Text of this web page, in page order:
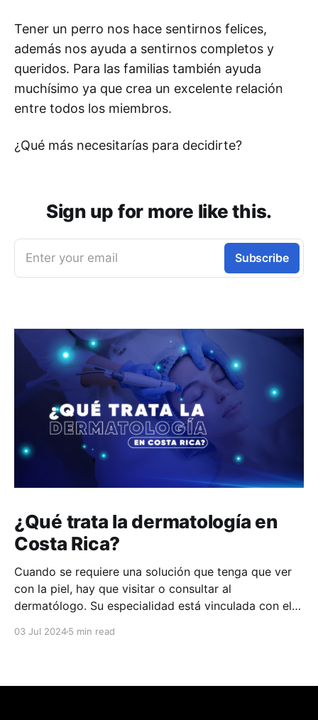
Tener un perro nos hace sentirnos felices,
además nos ayuda a sentirnos completos y
queridos. Para las familias también ayuda
muchísimo ya que crea un excelente relación
entre todos los miembros.
¿Qué más necesitarías para decidirte?
Sign up for more like this.
Enter your email Subscribe
¿Qué trata la dermatología en
Costa Rica?
Cuando se requiere una solución que tenga que ver
con la piel, hay que visitar o consultar al
dermatólogo. Su especialidad está vinculada con el
03 Jul 20245 min read